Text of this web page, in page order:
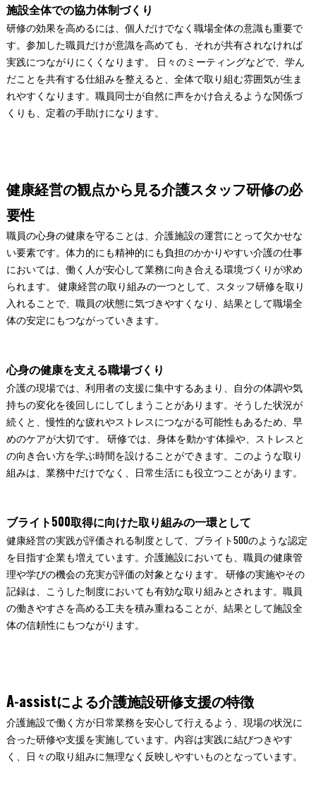
施設全体での協力体制づくり
研修の効果を高めるには、個人だけでなく職場全体の意識も重要で
す。参加した職員だけが意識を高めても、それが共有されなければ
実践につながりにくくなります。 日々のミーティングなどで、学ん
だことを共有する仕組みを整えると、全体で取り組む雰囲気が生ま
れやすくなります。職員同士が自然に声をかけ合えるような関係づ
くりも、定着の手助けになります。
健康経営の観点から見る介護スタッフ研修の必
要性
職員の心身の健康を守ることは、介護施設の運営にとって欠かせな
い要素です。体力的にも精神的にも負担のかかりやすい介護の仕事
においては、働く人が安心して業務に向き合える環境づくりが求め
られます。 健康経営の取り組みの一つとして、スタッフ研修を取り
入れることで、職員の状態に気づきやすくなり、結果として職場全
体の安定にもつながっていきます。
心身の健康を支える職場づくり
介護の現場では、利用者の支援に集中するあまり、自分の体調や気
持ちの変化を後回しにしてしまうことがあります。そうした状況が
続くと、慢性的な疲れやストレスにつながる可能性もあるため、早
めのケアが大切です。 研修では、身体を動かす体操や、ストレスと
の向き合い方を学ぶ時間を設けることができます。このような取り
組みは、業務中だけでなく、日常生活にも役立つことがあります。
ブライト500取得に向けた取り組みの一環として
健康経営の実践が評価される制度として、ブライト500のような認定
を目指す企業も増えています。介護施設においても、職員の健康管
理や学びの機会の充実が評価の対象となります。 研修の実施やその
記録は、こうした制度においても有効な取り組みとされます。職員
の働きやすさを高める工夫を積み重ねることが、結果として施設全
体の信頼性にもつながります。
A-assistによる介護施設研修支援の特徴
介護施設で働く方が日常業務を安心して行えるよう、現場の状況に
合った研修や支援を実施しています。内容は実践に結びつきやす
く、日々の取り組みに無理なく反映しやすいものとなっています。